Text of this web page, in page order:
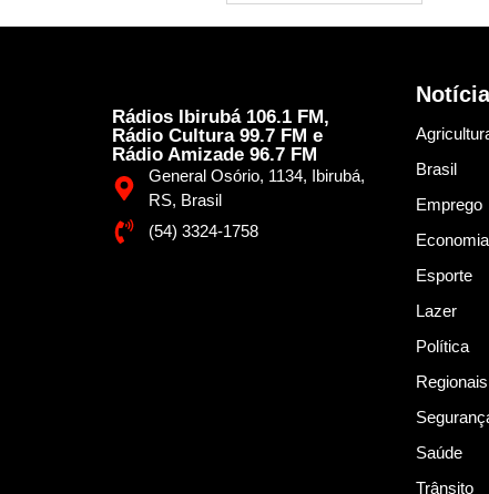
Rádios Ibirubá 106.1 FM,
Rádio Cultura 99.7 FM e
Rádio Amizade 96.7 FM
General Osório, 1134, Ibirubá,
RS, Brasil
(54) 3324-1758
Brasil
Emprego
Economia
Esporte
Lazer
Política
Regionais
Saúde
Trânsito